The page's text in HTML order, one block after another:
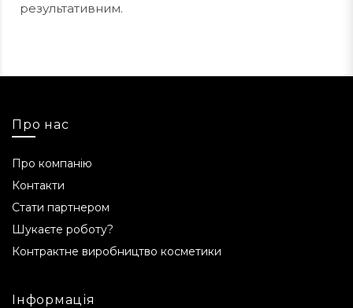
результативним.
Про нас
Про компанію
Контакти
Стати партнером
Шукаєте роботу?
Контрактне виробництво косметики
Інформація